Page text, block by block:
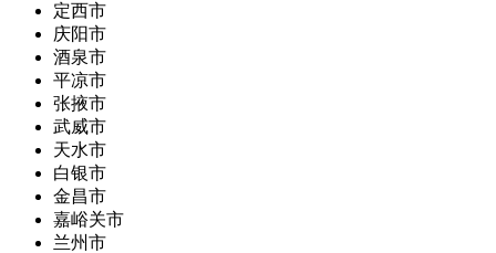
定西市
庆阳市
酒泉市
平凉市
张掖市
武威市
天水市
白银市
金昌市
嘉峪关市
兰州市